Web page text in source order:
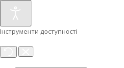
Інструменти доступності